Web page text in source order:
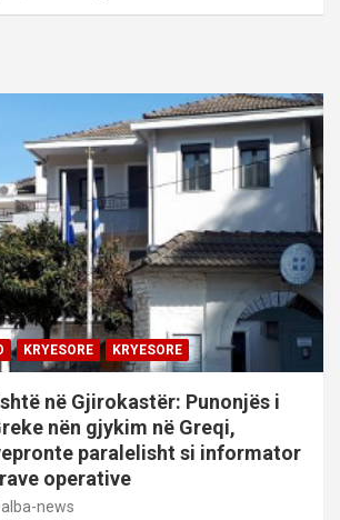
KRYESORE KRYESORE
në Gjirokastër: Punonjës i
nën gjykim në Greqi,
paralelisht si informator
operative
alba-news